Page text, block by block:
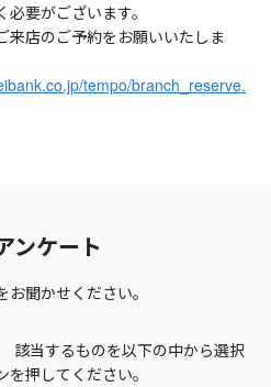
要がございます。
来店のご予約をお願いいたしま
tempo/branch_reserve.
ンケート
お聞かせください。
該当するものを以下の中から選択
を押してください。